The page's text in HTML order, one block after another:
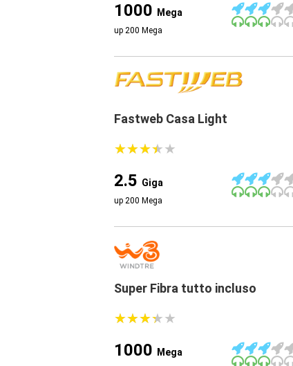
1000 Mega
up 200 Mega
Fastweb Casa Light
★★★★★
★★★★★
2.5 Giga
up 200 Mega
Super Fibra tutto incluso
★★★★★
★★★★★
1000 Mega